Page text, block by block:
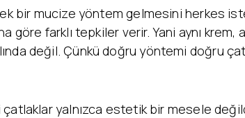
Tedavisi
bir mucize yöntem gelmesini herkes
göre farklı tepkiler verir. Yani aynı
değil. Çünkü doğru yöntemi doğru
yalnızca estetik bir mesele